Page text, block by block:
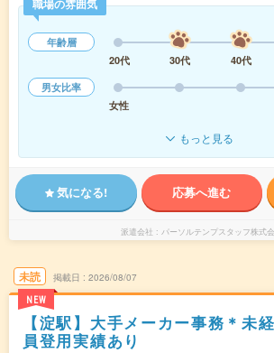
職場の雰囲気
年齢層
20代
30代 40代
男女比率
女性
もっと見る
気になる! 応募へ進む
派遣会社 パーソルテンプスタッフ株式
未読
NEW
掲載日 2026/08/07
【淀駅】大手メーカー事務＊未
員登用実績あり